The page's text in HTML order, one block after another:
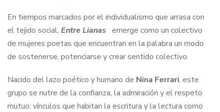
En tiempos marcados por el individualismo que arrasa con
el tejido social, Entre Lianas emerge como un colectivo
de mujeres poetas que encuentran en la palabra un modo
de sostenerse, potenciarse y crear sentido colectivo.
Nacido del lazo poético y humano de Nina Ferrari, este
grupo se nutre de la confianza, la admiración y el respeto
mutuo: vínculos que habitan la escritura y la lectura como